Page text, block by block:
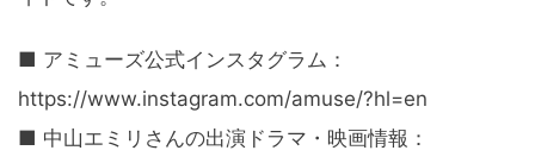
■ アミューズ公式インスタグラム：
https://www.instagram.com/amuse/?hl=en
■ 中山エミリさんの出演ドラマ・映画情報：